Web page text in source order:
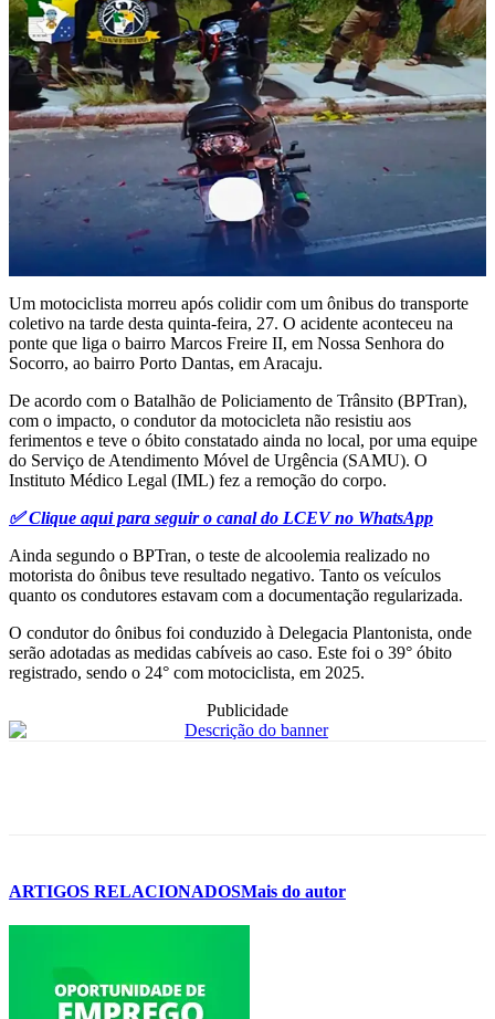
Um motociclista morreu após colidir com um ônibus do transporte
coletivo na tarde desta quinta-feira, 27. O acidente aconteceu na
ponte que liga o bairro Marcos Freire II, em Nossa Senhora do
Socorro, ao bairro Porto Dantas, em Aracaju.
De acordo com o Batalhão de Policiamento de Trânsito (BPTran),
com o impacto, o condutor da motocicleta não resistiu aos
ferimentos e teve o óbito constatado ainda no local, por uma equipe
do Serviço de Atendimento Móvel de Urgência (SAMU). O
Instituto Médico Legal (IML) fez a remoção do corpo.
✅ Clique aqui para seguir o canal do LCEV no WhatsApp
Ainda segundo o BPTran, o teste de alcoolemia realizado no
motorista do ônibus teve resultado negativo. Tanto os veículos
quanto os condutores estavam com a documentação regularizada.
O condutor do ônibus foi conduzido à Delegacia Plantonista, onde
serão adotadas as medidas cabíveis ao caso. Este foi o 39° óbito
registrado, sendo o 24° com motociclista, em 2025.
Publicidade
ARTIGOS RELACIONADOSMais do autor